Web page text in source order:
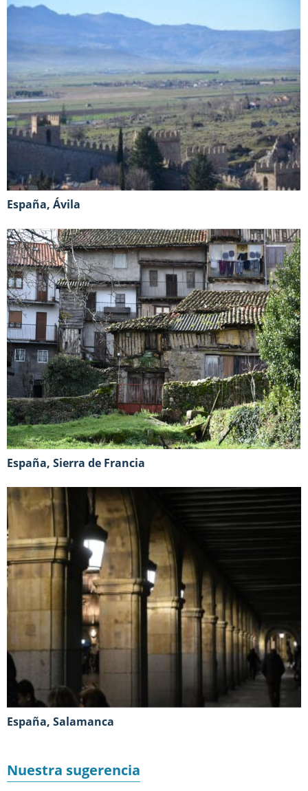
España, Ávila
España, Sierra de Francia
España, Salamanca
Nuestra sugerencia